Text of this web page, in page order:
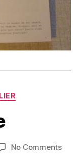
No Commentson